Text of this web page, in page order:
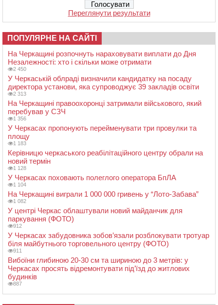
Переглянути результати
ПОПУЛЯРНЕ НА САЙТІ
На Черкащині розпочнуть нараховувати виплати до Дня
Незалежності: хто і скільки може отримати
2 450
У Черкаській облраді визначили кандидатку на посаду
директора установи, яка супроводжує 39 закладів освіти
2 313
На Черкащині правоохоронці затримали військового, який
перебував у СЗЧ
1 356
У Черкасах пропонують перейменувати три провулки та
площу
1 183
Керівницю черкаського реабілітаційного центру обрали на
новий термін
1 128
У Черкасах поховають полеглого оператора БпЛА
1 104
На Черкащині виграли 1 000 000 гривень у “Лото-Забава”
1 082
У центрі Черкас облаштували новий майданчик для
паркування (ФОТО)
912
У Черкасах забудовника зобов’язали розблокувати тротуар
біля майбутнього торговельного центру (ФОТО)
911
Вибоїни глибиною 20-30 см та шириною до 3 метрів: у
Черкасах просять відремонтувати під’їзд до житлових
будинків
887